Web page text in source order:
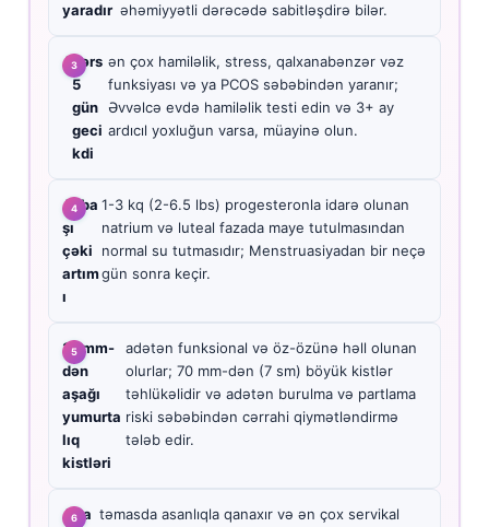
yaradır əhəmiyyətli dərəcədə sabitləşdirə bilər.
Adərs
5
gün
geci
kdi
ən çox hamiləlik, stress, qalxanabənzər vəz
funksiyası və ya PCOS səbəbindən yaranır;
Əvvəlcə evdə hamiləlik testi edin və 3+ ay
ardıcıl yoxluğun varsa, müayinə olun.
Ayba
şı
çəki
artım
ı
1-3 kq (2-6.5 lbs) progesteronla idarə olunan
natrium və luteal fazada maye tutulmasından
normal su tutmasıdır; Menstruasiyadan bir neçə
gün sonra keçir.
30mm-
dən
aşağı
yumurta
lıq
kistləri
adətən funksional və öz-özünə həll olunan
olurlar; 70 mm-dən (7 sm) böyük kistlər
təhlükəlidir və adətən burulma və partlama
riski səbəbindən cərrahi qiymətləndirmə
tələb edir.
AQa təmasda asanlıqla qanaxır və ən çox servikal